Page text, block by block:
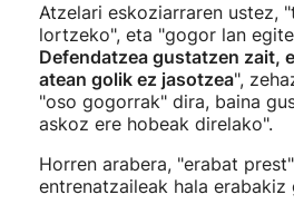
Atzelari eskoziarraren ustez,
lortzeko", eta "gogor lan
Defendatzea gustatzen zait,
atean golik ez jasotzea",
"oso gogorrak" dira, baina
askoz ere hobeak direlako".
Horren arabera, "erabat
entrenatzaileak hala erabakiz